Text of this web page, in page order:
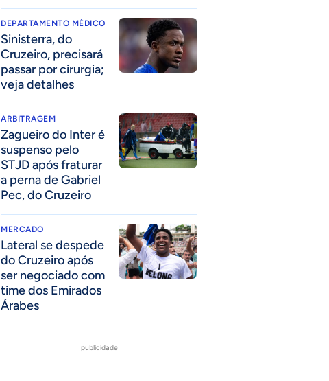
DEPARTAMENTO MÉDICO
Sinisterra, do
Cruzeiro, precisará
passar por cirurgia;
veja detalhes
ARBITRAGEM
Zagueiro do Inter é
suspenso pelo
STJD após fraturar
a perna de Gabriel
Pec, do Cruzeiro
MERCADO
Lateral se despede
do Cruzeiro após
ser negociado com
time dos Emirados
Árabes
publicidade